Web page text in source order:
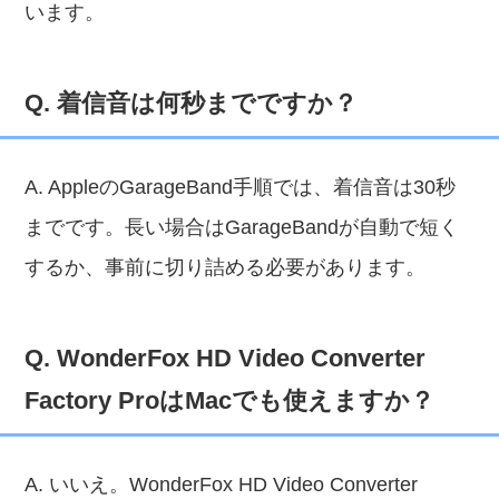
います。
Q. 着信音は何秒までですか？
A. AppleのGarageBand手順では、着信音は30秒
までです。長い場合はGarageBandが自動で短く
するか、事前に切り詰める必要があります。
Q. WonderFox HD Video Converter
Factory ProはMacでも使えますか？
A. いいえ。WonderFox HD Video Converter